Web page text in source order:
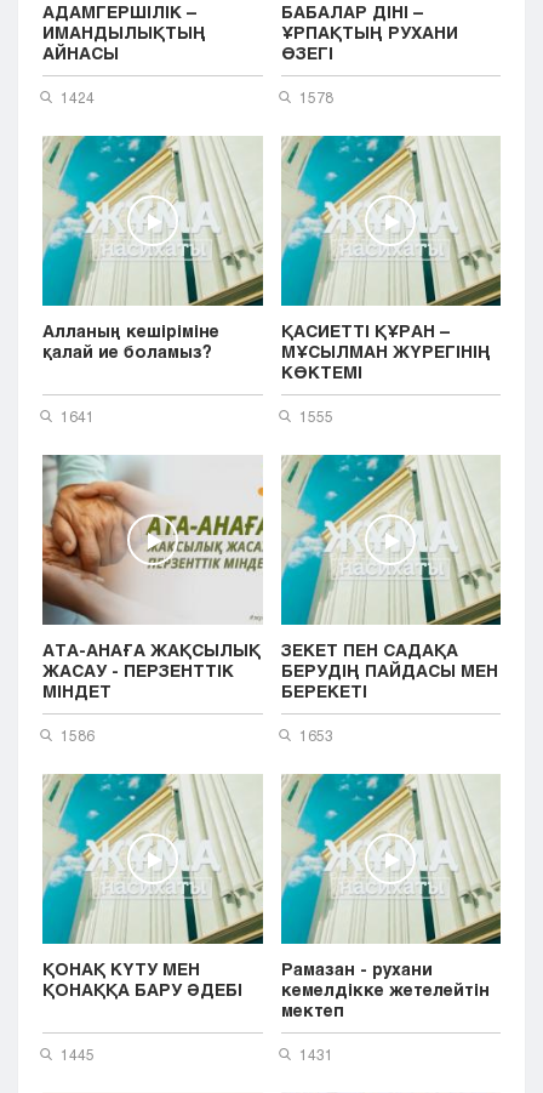
АДАМГЕРШІЛІК –
ИМАНДЫЛЫҚТЫҢ
АЙНАСЫ
1424
БАБАЛАР ДІНІ –
ҰРПАҚТЫҢ РУХАНИ
ӨЗЕГІ
1578
Алланың кешіріміне
қалай ие боламыз?
1641
ҚАСИЕТТІ ҚҰРАН –
МҰСЫЛМАН ЖҮРЕГІНІҢ
КӨКТЕМІ
1555
АТА-АНАҒА ЖАҚСЫЛЫҚ
ЖАСАУ - ПЕРЗЕНТТІК
МІНДЕТ
1586
ЗЕКЕТ ПЕН САДАҚА
БЕРУДІҢ ПАЙДАСЫ МЕН
БЕРЕКЕТІ
1653
ҚОНАҚ КҮТУ МЕН
ҚОНАҚҚА БАРУ ӘДЕБІ
1445
Рамазан - рухани
кемелдікке жетелейтін
мектеп
1431